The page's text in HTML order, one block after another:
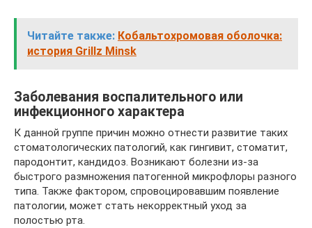
Читайте также: Кобальтохромовая оболочка:
история Grillz Minsk
Заболевания воспалительного или
инфекционного характера
К данной группе причин можно отнести развитие таких
стоматологических патологий, как гингивит, стоматит,
пародонтит, кандидоз. Возникают болезни из-за
быстрого размножения патогенной микрофлоры разного
типа. Также фактором, спровоцировавшим появление
патологии, может стать некорректный уход за
полостью рта.